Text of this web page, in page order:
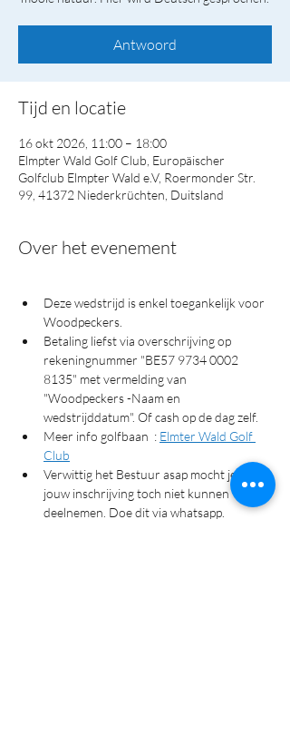
Antwoord
Tijd en locatie
16 okt 2026, 11:00 – 18:00
Elmpter Wald Golf Club, Europäischer
Golfclub Elmpter Wald e.V, Roermonder Str.
99, 41372 Niederkrüchten, Duitsland
Over het evenement
Deze wedstrijd is enkel toegankelijk voor
Woodpeckers.
Betaling liefst via overschrijving op
rekeningnummer "BE57 9734 0002
8135" met vermelding van
"Woodpeckers -Naam en
wedstrijddatum". Of cash op de dag zelf.
Meer info golfbaan  : Elmter Wald Golf
Club
Verwittig het Bestuur asap mocht je na
jouw inschrijving toch niet kunnen
deelnemen. Doe dit via whatsapp.